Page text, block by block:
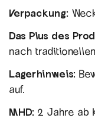
Verpackung:
Das Plus des
nach
Lagerhinweis:
auf.
MHD: 2 Jahre ab